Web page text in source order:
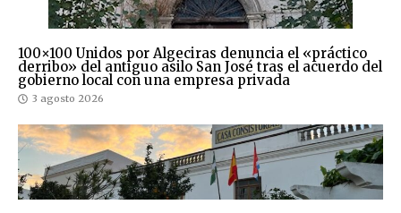
100×100 Unidos por Algeciras denuncia el «práctico
derribo» del antiguo asilo San José tras el acuerdo del
gobierno local con una empresa privada
3 agosto 2026